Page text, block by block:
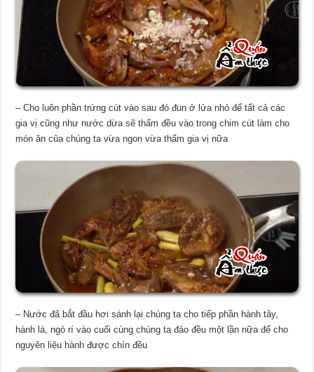
– Cho luôn phần trứng cút vào sau đó đun ở lửa nhỏ để tất cả các
gia vị cũng như nước dừa sẽ thấm đều vào trong chim cút làm cho
món ăn của chúng ta vừa ngon vừa thấm gia vị nữa
– Nước đã bắt đầu hơi sánh lại chúng ta cho tiếp phần hành tây,
hành lá, ngò rí vào cuối cùng chúng ta đảo đều một lần nữa để cho
nguyên liệu hành được chín đều